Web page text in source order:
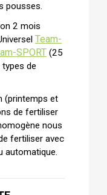
pousses.
2 mois
Team-
SPORT (25
de
(printemps et
de fertiliser
nous
fertiliser avec
automatique.